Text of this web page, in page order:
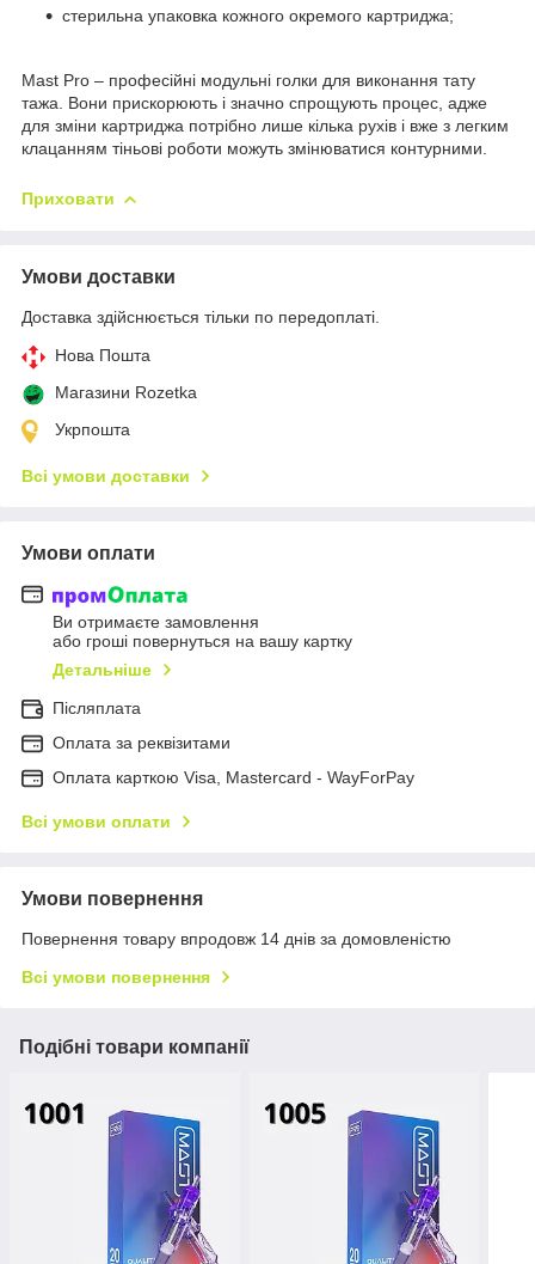
стерильна упаковка кожного окремого картриджа;
Mast Pro – професійні модульні голки для виконання тату
тажа. Вони прискорюють і значно спрощують процес, адже
для зміни картриджа потрібно лише кілька рухів і вже з легким
клацанням тіньові роботи можуть змінюватися контурними.
Приховати
Умови доставки
Доставка здійснюється тільки по передоплаті.
Нова Пошта
Магазини Rozetka
Укрпошта
Всі умови доставки
Умови оплати
Ви отримаєте замовлення
або гроші повернуться на вашу картку
Детальніше
Післяплата
Оплата за реквізитами
Оплата карткою Visa, Mastercard - WayForPay
Всі умови оплати
Умови повернення
Повернення товару впродовж 14 днів за домовленістю
Всі умови повернення
Подібні товари компанії